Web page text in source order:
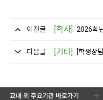
이전글 [학사] 2026학
다음글 [기타] [학생상담센터]
교내·외 주요기관 바로가기